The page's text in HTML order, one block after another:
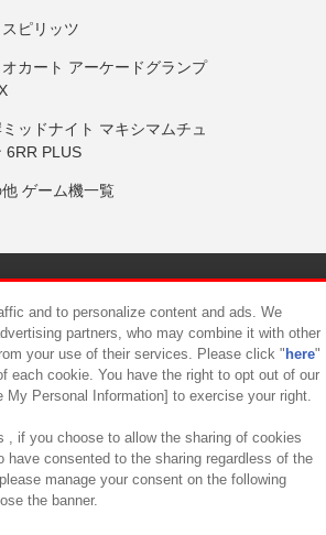
ピリッツ
カート アーケードグランプ
ッドナイト マキシマムチュ
6RR PLUS
ゲーム機一覧
について カスタマーハラスメント対応方針
and to personalize content and ads. We
partners, who may combine it with other
your use of their services. Please click " here"
each cookie. You have the right to opt out of our
Personal Information] to exercise your right.
, if you choose to allow the sharing of cookies
have consented to the sharing regardless of the
manage your consent on the following
the banner.